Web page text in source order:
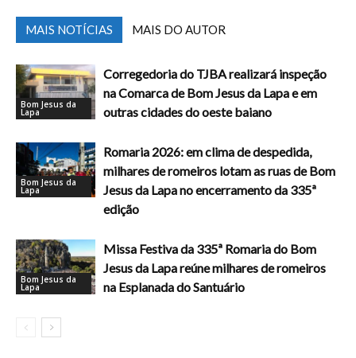
MAIS NOTÍCIAS MAIS DO AUTOR
Bom Jesus da
Lapa
Corregedoria do TJBA realizará inspeção
na Comarca de Bom Jesus da Lapa e em
outras cidades do oeste baiano
Bom Jesus da
Lapa
Romaria 2026: em clima de despedida,
milhares de romeiros lotam as ruas de Bom
Jesus da Lapa no encerramento da 335ª
edição
Bom Jesus da
Lapa
Missa Festiva da 335ª Romaria do Bom
Jesus da Lapa reúne milhares de romeiros
na Esplanada do Santuário